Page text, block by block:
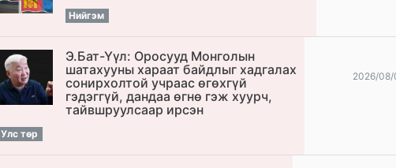
Нийгэм
Э.Бат-Үүл: Оросууд Монголын
шатахууны хараат байдлыг хадгалах
сонирхолтой учраас өгөхгүй
гэдэггүй, дандаа өгнө гэж хуурч,
тайвшруулсаар ирсэн
Улс төр
2026/08/